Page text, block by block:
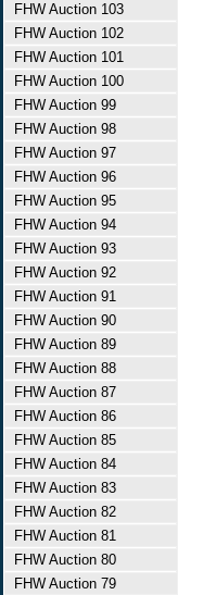
FHW Auction 103
FHW Auction 102
FHW Auction 101
FHW Auction 100
FHW Auction 99
FHW Auction 98
FHW Auction 97
FHW Auction 96
FHW Auction 95
FHW Auction 94
FHW Auction 93
FHW Auction 92
FHW Auction 91
FHW Auction 90
FHW Auction 89
FHW Auction 88
FHW Auction 87
FHW Auction 86
FHW Auction 85
FHW Auction 84
FHW Auction 83
FHW Auction 82
FHW Auction 81
FHW Auction 80
FHW Auction 79